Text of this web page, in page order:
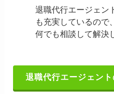
退職代行エージェン
も充実しているので
何でも相談して解決
退職代行エージェン